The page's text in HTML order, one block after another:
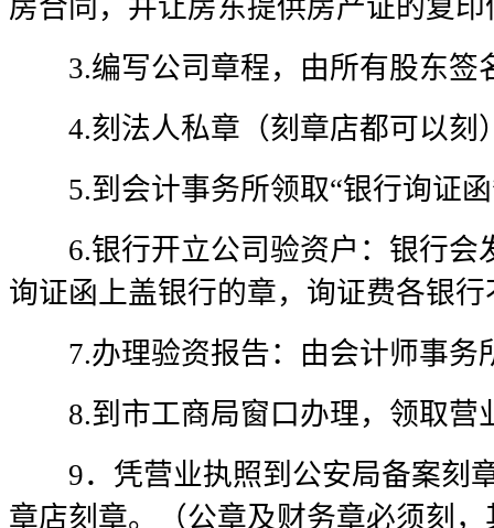
房合同，并让房东提供房产证的复印
3.编写公司章程，由所有股东签
4.刻法人私章（刻章店都可以刻
5.到会计事务所领取“银行询证函
6.银行开立公司验资户：银行会
询证函上盖银行的章，询证费各银行
7.办理验资报告：由会计师事务
8.到市工商局窗口办理，领取营
9．凭营业执照到公安局备案刻
章店刻章。（公章及财务章必须刻